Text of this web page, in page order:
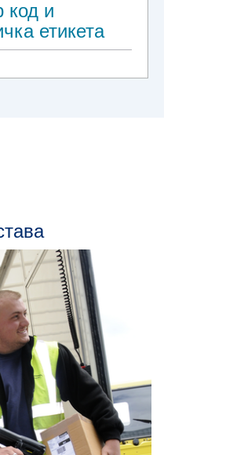
код и
етикета